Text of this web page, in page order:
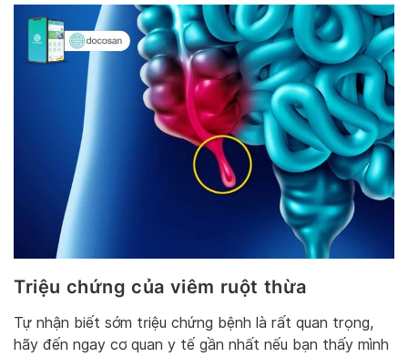
Triệu chứng của viêm ruột thừa
Tự nhận biết sớm triệu chứng bệnh là rất quan trọng,
hãy đến ngay cơ quan y tế gần nhất nếu bạn thấy mình